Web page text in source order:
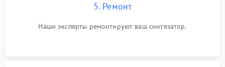
5. Ремонт
Наши эксперты ремонтируют ваш синтезатор.